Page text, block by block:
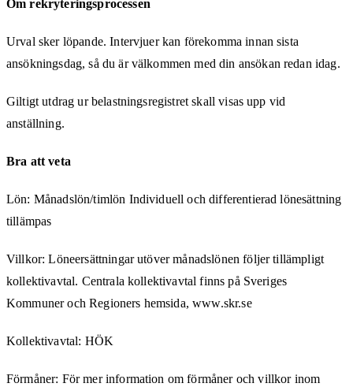
Om rekryteringsprocessen
Urval sker löpande. Intervjuer kan förekomma innan sista
ansökningsdag, så du är välkommen med din ansökan redan idag.
Giltigt utdrag ur belastningsregistret skall visas upp vid
anställning.
Bra att veta
Lön: Månadslön/timlön Individuell och differentierad lönesättning
tillämpas
Villkor: Löneersättningar utöver månadslönen följer tillämpligt
kollektivavtal. Centrala kollektivavtal finns på Sveriges
Kommuner och Regioners hemsida, www.skr.se
Kollektivavtal: HÖK
Förmåner: För mer information om förmåner och villkor inom